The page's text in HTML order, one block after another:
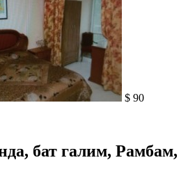
$ 90
бат галим, Рамбам,